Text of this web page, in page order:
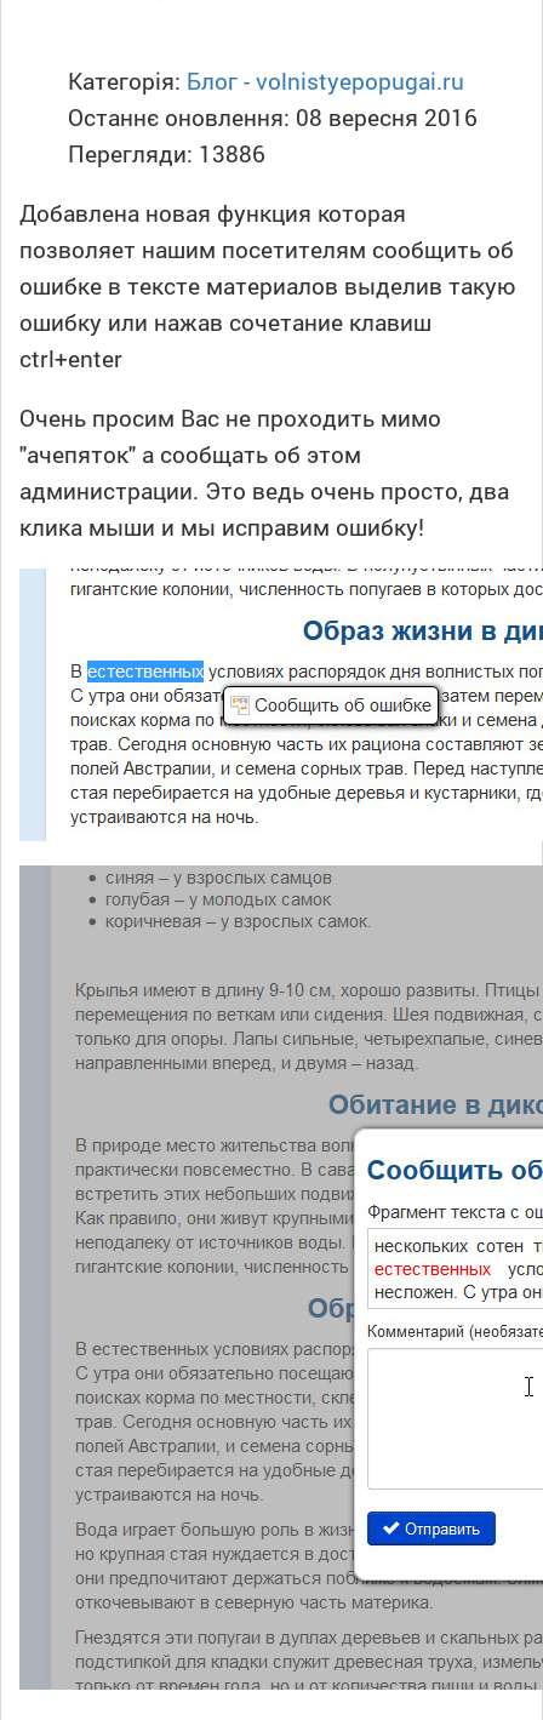
Категорія: Блог - volnistyepopugai.ru
Останнє оновлення: 08 вересня 2016
Перегляди: 13886
Добавлена новая функция которая
позволяет нашим посетителям сообщить об
ошибке в тексте материалов выделив такую
ошибку или нажав сочетание клавиш
ctrl+enter
Очень просим Вас не проходить мимо
"ачепяток" а сообщать об этом
администрации. Это ведь очень просто, два
клика мыши и мы исправим ошибку!